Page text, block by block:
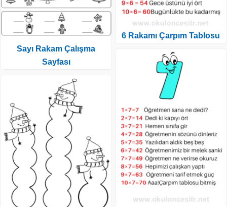
Sayı Rakam Çalışma
Sayfası
6 Rakamı Çarpım Tablosu